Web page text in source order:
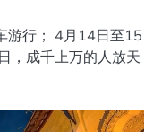
游行； 4月14日至15
，成千上万的人放天